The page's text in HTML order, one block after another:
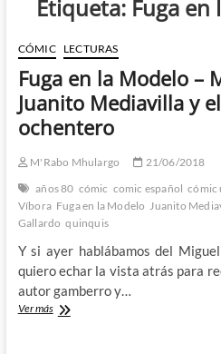
Etiqueta: Fuga en
CÓMIC LECTURAS
Fuga en la Modelo –
Juanito Mediavilla y
ochentero
M'Rabo Mhulargo 21/06/2018
años 80 cómic comic español cómic
Víbora Fuga en la Modelo Juanito
Gallardo quinquis
Y si ayer hablábamos del
quiero echar la vista atrás para
autor gamberro y…
Ver másFuga